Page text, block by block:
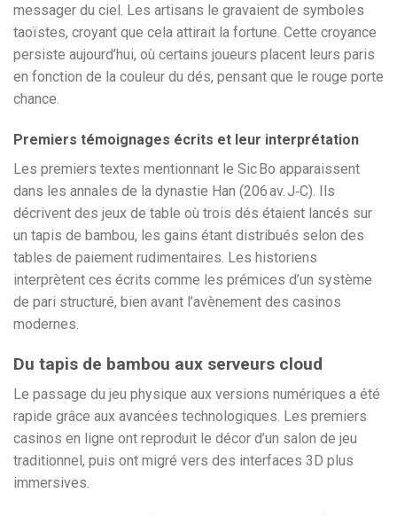
messager du ciel. Les artisans le gravaient de symboles
taoïstes, croyant que cela attirait la fortune. Cette croyance
persiste aujourd’hui, où certains joueurs placent leurs paris
en fonction de la couleur du dés, pensant que le rouge porte
chance.
Premiers témoignages écrits et leur interprétation
Les premiers textes mentionnant le Sic Bo apparaissent
dans les annales de la dynastie Han (206 av. J‑C). Ils
décrivent des jeux de table où trois dés étaient lancés sur
un tapis de bambou, les gains étant distribués selon des
tables de paiement rudimentaires. Les historiens
interprètent ces écrits comme les prémices d’un système
de pari structuré, bien avant l’avènement des casinos
modernes.
Du tapis de bambou aux serveurs cloud
Le passage du jeu physique aux versions numériques a été
rapide grâce aux avancées technologiques. Les premiers
casinos en ligne ont reproduit le décor d’un salon de jeu
traditionnel, puis ont migré vers des interfaces 3D plus
immersives.